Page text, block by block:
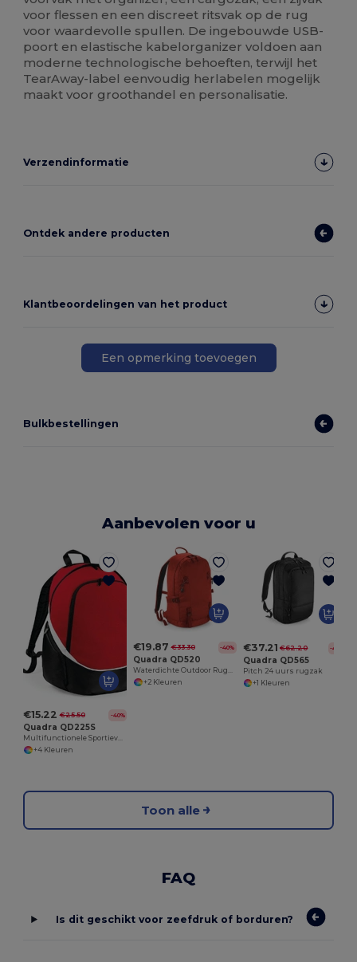
voor flessen en een discreet ritsvak op de rug
voor waardevolle spullen. De ingebouwde USB-
poort en elastische kabelorganizer voldoen aan
moderne technologische behoeften, terwijl het
TearAway-label eenvoudig herlabelen mogelijk
maakt voor groothandel en personalisatie.
Verzendinformatie
Ontdek andere producten
Klantbeoordelingen van het product
Een opmerking toevoegen
Bulkbestellingen
Aanbevolen voor u
€15.22 €25.50 -40%
Quadra QD225S
Multifunctionele Sportieve Rugzak voor Teams
+4 Kleuren
€19.87 €33.30 -40%
Quadra QD520
Waterdichte Outdoor Rugzak met Verstelbare Steunen
+2 Kleuren
€37.21 €62.20 -40%
Quadra QD565
Pitch 24 uurs rugzak
+1 Kleuren
Toon alle
FAQ
Is dit geschikt voor zeefdruk of borduren?